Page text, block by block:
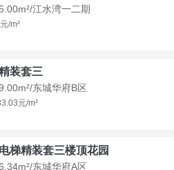
江水湾一二期
/m²
装套三
东城华府B区
元/m²
梯精装套三楼顶花园
东城华府A区